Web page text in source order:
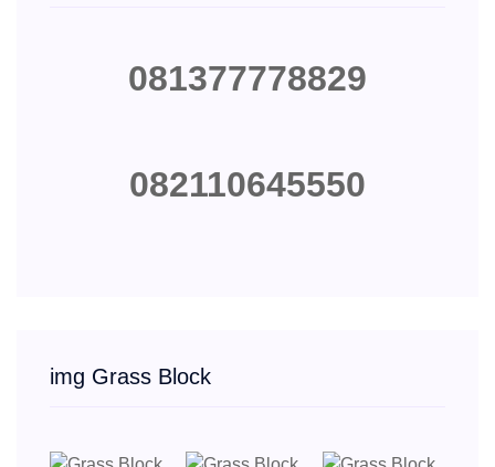
081377778829
082110645550
img Grass Block